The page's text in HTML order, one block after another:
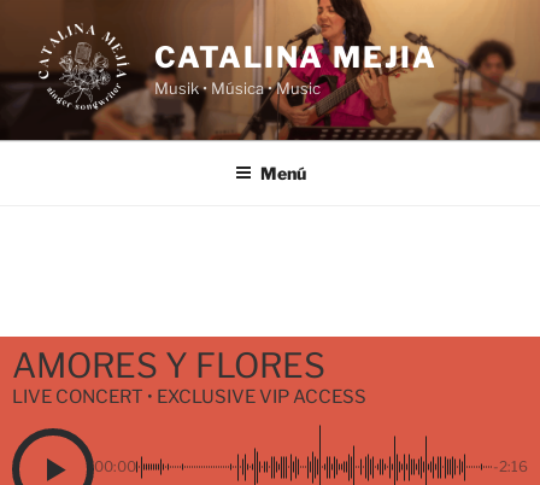
contenido
CATALINA MEJIA
Musik • Música • Music
Menú
AMORES Y FLORES
LIVE CONCERT • EXCLUSIVE VIP ACCESS
00:00 -2:16